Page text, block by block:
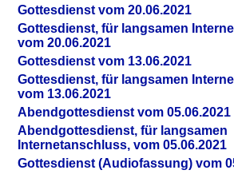
Gottesdienst vom 20.06.2021
Gottesdienst, für langsamen
vom 20.06.2021
Gottesdienst vom 13.06.2021
Gottesdienst, für langsamen
vom 13.06.2021
Abendgottesdienst vom 05.06.2021
Abendgottesdienst, für langsamen
Internetanschluss, vom 05.06.2021
Gottesdienst (Audiofassung) vom